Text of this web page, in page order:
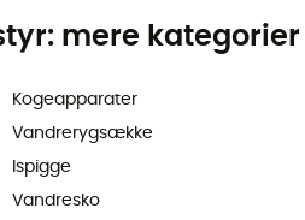
mere kategorier
Kogeapparater
Vandrerygsække
Ispigge
Vandresko